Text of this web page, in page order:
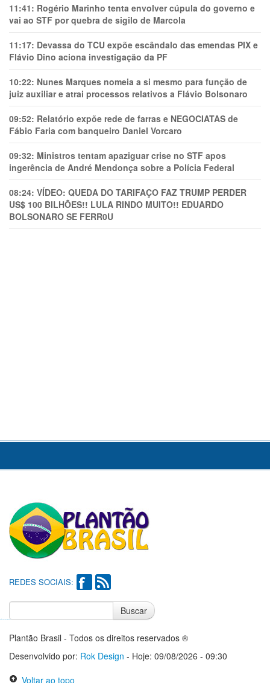
11:41: Rogério Marinho tenta envolver cúpula do governo e
vai ao STF por quebra de sigilo de Marcola
11:17: Devassa do TCU expõe escândalo das emendas PIX e
Flávio Dino aciona investigação da PF
10:22: Nunes Marques nomeia a si mesmo para função de
juiz auxiliar e atrai processos relativos a Flávio Bolsonaro
09:52: Relatório expõe rede de farras e NEGOCIATAS de
Fábio Faria com banqueiro Daniel Vorcaro
09:32: Ministros tentam apaziguar crise no STF apos
ingerência de André Mendonça sobre a Polícia Federal
08:24: VÍDEO: QUEDA DO TARIFAÇO FAZ TRUMP PERDER
US$ 100 BILHÕES!! LULA RINDO MUITO!! EDUARDO
BOLSONARO SE FERR0U
REDES SOCIAIS:
Buscar
Plantão Brasil - Todos os direitos reservados ®
Desenvolvido por: Rok Design - Hoje: 09/08/2026 - 09:30
Voltar ao topo